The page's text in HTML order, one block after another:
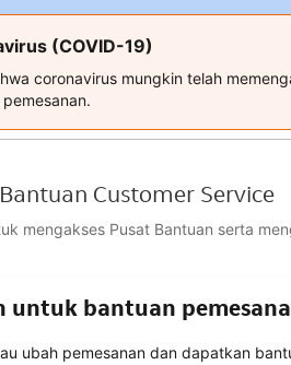
(COVID-19)
coronavirus mungkin telah
Customer Service
mengakses Pusat Bantuan serta
untuk bantuan
ubah pemesanan dan dapatkan